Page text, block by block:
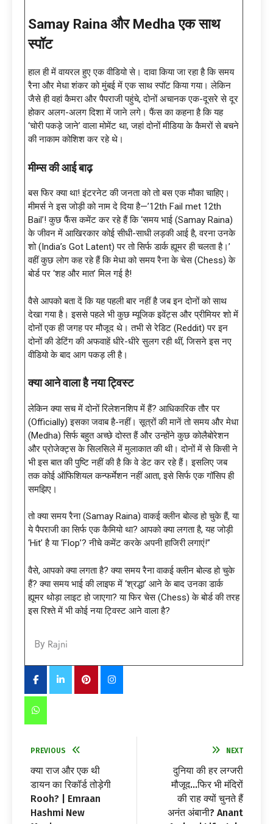
Samay Raina और Medha एक साथ
स्पॉट
हाल ही में वायरल हुए एक वीडियो से। दावा किया जा रहा है कि समय
रैना और मेधा शंकर को मुंबई में एक साथ स्पॉट किया गया। लेकिन
जैसे ही वहां कैमरा और पैपराजी पहुंचे, दोनों अचानक एक-दूसरे से दूर
होकर अलग-अलग दिशा में जाने लगे। फैंस का कहना है कि यह
‘चोरी पकड़े जाने’ वाला मोमेंट था, जहां दोनों मीडिया के कैमरों से बचने
की नाकाम कोशिश कर रहे थे।
मीम्स की आई बाढ़
बस फिर क्या था! इंटरनेट की जनता को तो बस एक मौका चाहिए।
मीमर्स ने इस जोड़ी को नाम दे दिया है—’12th Fail met 12th
Bail’! कुछ फैंस कमेंट कर रहे हैं कि ‘समय भाई (Samay Raina)
के जीवन में आखिरकार कोई सीधी-साधी लड़की आई है, वरना उनके
शो (India’s Got Latent) पर तो सिर्फ डार्क ह्यूमर ही चलता है।’
वहीं कुछ लोग कह रहे हैं कि मेधा को समय रैना के चेस (Chess) के
बोर्ड पर ‘शह और मात’ मिल गई है!
वैसे आपको बता दें कि यह पहली बार नहीं है जब इन दोनों को साथ
देखा गया है। इससे पहले भी कुछ म्यूजिक इवेंट्स और प्रीमियर शो में
दोनों एक ही जगह पर मौजूद थे। तभी से रेडिट (Reddit) पर इन
दोनों की डेटिंग की अफवाहें धीरे-धीरे सुलग रही थीं, जिसने इस नए
वीडियो के बाद आग पकड़ ली है।
क्या आने वाला है नया ट्विस्ट
लेकिन क्या सच में दोनों रिलेशनशिप में हैं? आधिकारिक तौर पर
(Officially) इसका जवाब है-नहीं। सूत्रों की मानें तो समय और मेधा
(Medha) सिर्फ बहुत अच्छे दोस्त हैं और उन्होंने कुछ कोलैबोरेशन
और प्रोजेक्ट्स के सिलसिले में मुलाकात की थी। दोनों में से किसी ने
भी इस बात की पुष्टि नहीं की है कि वे डेट कर रहे हैं। इसलिए जब
तक कोई ऑफिशियल कन्फर्मेशन नहीं आता, इसे सिर्फ एक गॉसिप ही
समझिए।
तो क्या समय रैना (Samay Raina) वाकई क्लीन बोल्ड हो चुके हैं, या
ये पैपराजी का सिर्फ एक कैमियो था? आपको क्या लगता है, यह जोड़ी
‘Hit’ है या ‘Flop’? नीचे कमेंट करके अपनी हाजिरी लगाएं!”
वैसे, आपको क्या लगता है? क्या समय रैना वाकई क्लीन बोल्ड हो चुके
हैं? क्या समय भाई की लाइफ में ‘श्रद्धा’ आने के बाद उनका डार्क
ह्यूमर थोड़ा लाइट हो जाएगा? या फिर चेस (Chess) के बोर्ड की तरह
इस रिश्ते में भी कोई नया ट्विस्ट आने वाला है?
By Rajni
PREVIOUS
क्या राज और एक थी
डायन का रिकॉर्ड तोड़ेगी
Rooh? | Emraan
Hashmi New
NEXT
दुनिया की हर लग्जरी
मौजूद…फिर भी मंदिरों
की राह क्यों चुनते हैं
अनंत अंबानी? Anant